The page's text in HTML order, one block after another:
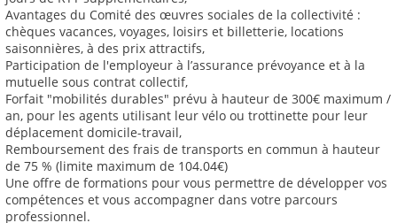
Avantages du Comité des œuvres sociales de la collectivité :
chèques vacances, voyages, loisirs et billetterie, locations
saisonnières, à des prix attractifs,
Participation de l'employeur à l’assurance prévoyance et à la
mutuelle sous contrat collectif,
Forfait "mobilités durables" prévu à hauteur de 300€ maximum /
an, pour les agents utilisant leur vélo ou trottinette pour leur
déplacement domicile-travail,
Remboursement des frais de transports en commun à hauteur
de 75 % (limite maximum de 104.04€)
Une offre de formations pour vous permettre de développer vos
compétences et vous accompagner dans votre parcours
professionnel.